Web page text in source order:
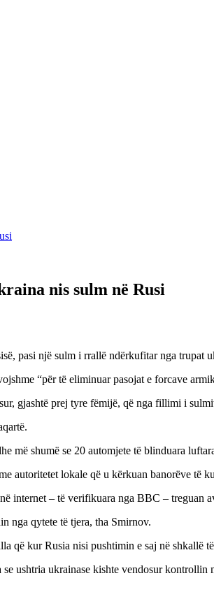
nis sulm në Rusi
pasi një sulm i rrallë ndërkufitar nga trupat
“për të eliminuar pasojat e forcave
gjashtë prej tyre fëmijë, që nga fillimi i
më shumë se 20 automjete të blinduara
autoritetet lokale që u kërkuan banorëve të
internet – të verifikuara nga BBC –
nga qytete të tjera, tha Smirnov.
që kur Rusia nisi pushtimin e saj në shkallë
ushtria ukrainase kishte vendosur